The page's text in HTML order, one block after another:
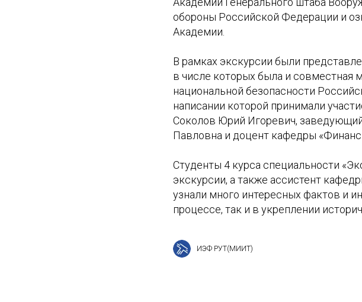
обороны Российской Федерации и
Академии.
В рамках экскурсии были
в числе которых была и совместная
национальной безопасности
написании которой принимали
Соколов Юрий Игоревич,
Павловна и доцент кафедры
Студенты 4 курса специальности
экскурсии, а также ассистент
узнали много интересных фактов и
процессе, так и в укреплении
ИЭФ РУТ(МИИТ)